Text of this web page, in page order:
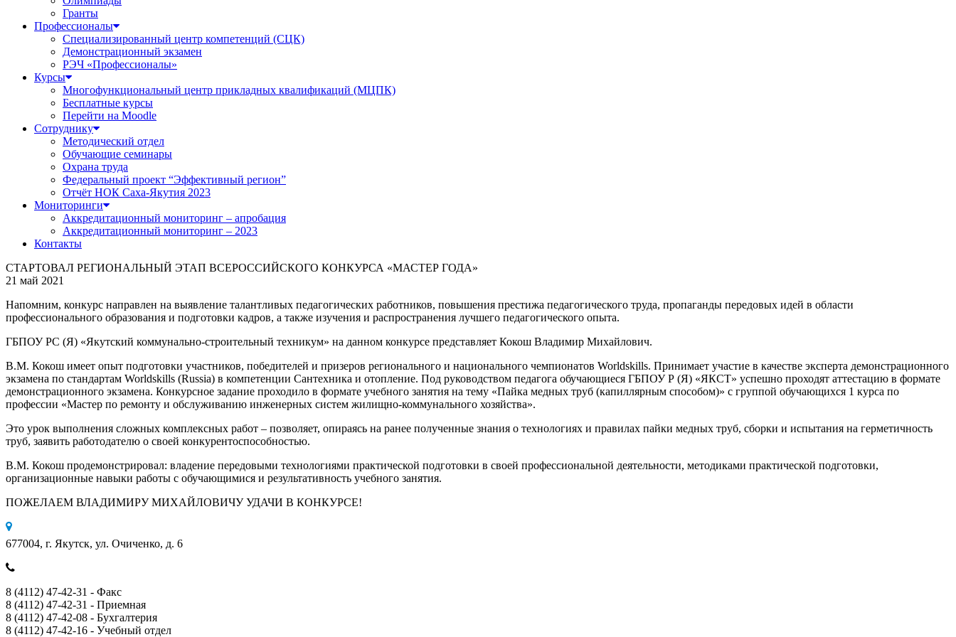
Гранты
Профессионалы
Специализированный центр компетенций (СЦК)
Демонстрационный экзамен
РЭЧ «Профессионалы»
Курсы
Многофункциональный центр прикладных квалификаций (МЦПК)
Бесплатные курсы
Перейти на Moodle
Сотруднику
Методический отдел
Обучающие семинары
Охрана труда
Федеральный проект “Эффективный регион”
Отчёт НОК Саха-Якутия 2023
Мониторинги
Аккредитационный мониторинг – апробация
Аккредитационный мониторинг – 2023
Контакты
СТАРТОВАЛ РЕГИОНАЛЬНЫЙ ЭТАП ВСЕРОССИЙСКОГО КОНКУРСА «МАСТЕР ГОДА»
21 май 2021
Напомним, конкурс направлен на выявление талантливых педагогических работников, повышения престижа педагогического труда, пропаганды передовых идей в области
профессионального образования и подготовки кадров, а также изучения и распространения лучшего педагогического опыта.
ГБПОУ РС (Я) «Якутский коммунально-строительный техникум» на данном конкурсе представляет Кокош Владимир Михайлович.
В.М. Кокош имеет опыт подготовки участников, победителей и призеров регионального и национального чемпионатов Worldskills. Принимает участие в качестве эксперта демонстрационного
экзамена по стандартам Worldskills (Russia) в компетенции Сантехника и отопление. Под руководством педагога обучающиеся ГБПОУ Р (Я) «ЯКСТ» успешно проходят аттестацию в формате
демонстрационного экзамена. Конкурсное задание проходило в формате учебного занятия на тему «Пайка медных труб (капиллярным способом)» с группой обучающихся 1 курса по
профессии «Мастер по ремонту и обслуживанию инженерных систем жилищно-коммунального хозяйства».
Это урок выполнения сложных комплексных работ – позволяет, опираясь на ранее полученные знания о технологиях и правилах пайки медных труб, сборки и испытания на герметичность
труб, заявить работодателю о своей конкурентоспособностью.
В.М. Кокош продемонстрировал: владение передовыми технологиями практической подготовки в своей профессиональной деятельности, методиками практической подготовки,
организационные навыки работы с обучающимися и результативность учебного занятия.
ПОЖЕЛАЕМ ВЛАДИМИРУ МИХАЙЛОВИЧУ УДАЧИ В КОНКУРСЕ!
677004, г. Якутск, ул. Очиченко, д. 6
8 (4112) 47-42-31 - Факс
8 (4112) 47-42-31 - Приемная
8 (4112) 47-42-08 - Бухгалтерия
8 (4112) 47-42-16 - Учебный отдел